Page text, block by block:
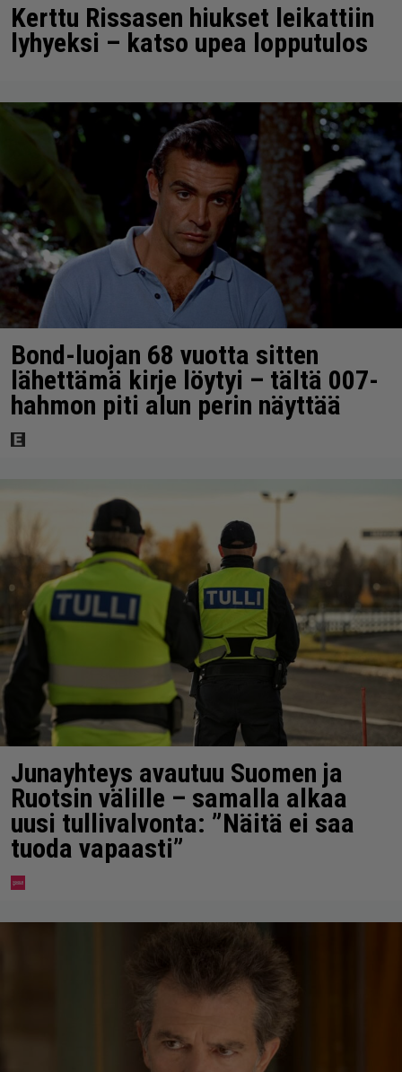
Kerttu Rissasen hiukset leikattiin
lyhyeksi – katso upea lopputulos
Bond-luojan 68 vuotta sitten
lähettämä kirje löytyi – tältä 007-
hahmon piti alun perin näyttää
Junayhteys avautuu Suomen ja
Ruotsin välille – samalla alkaa
uusi tullivalvonta: ”Näitä ei saa
tuoda vapaasti”